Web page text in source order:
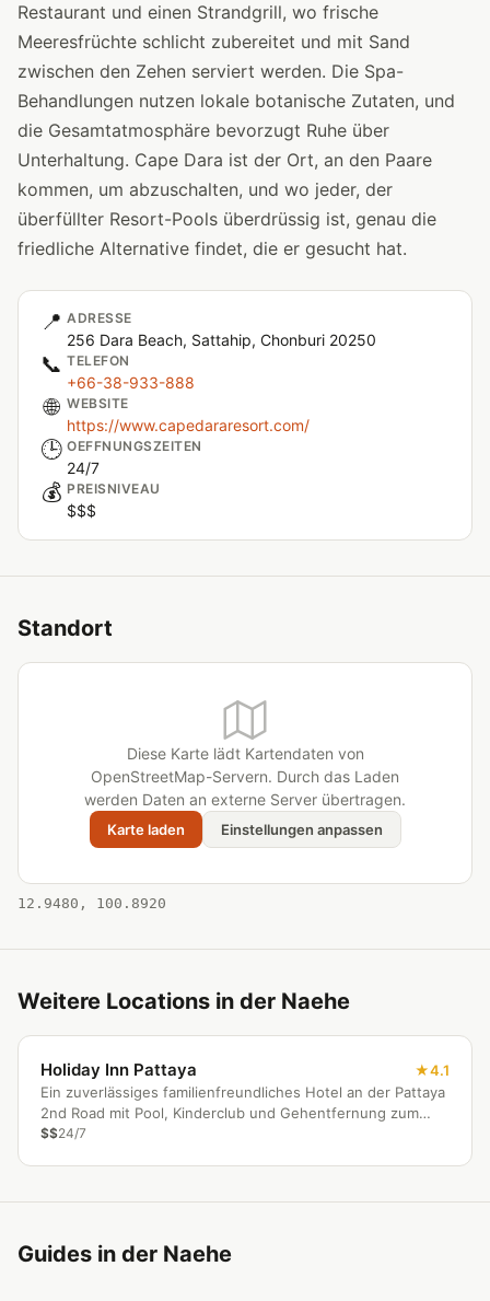
Restaurant und einen Strandgrill, wo frische
Meeresfrüchte schlicht zubereitet und mit Sand
zwischen den Zehen serviert werden. Die Spa-
Behandlungen nutzen lokale botanische Zutaten, und
die Gesamtatmosphäre bevorzugt Ruhe über
Unterhaltung. Cape Dara ist der Ort, an den Paare
kommen, um abzuschalten, und wo jeder, der
überfüllter Resort-Pools überdrüssig ist, genau die
friedliche Alternative findet, die er gesucht hat.
📍 ADRESSE
256 Dara Beach, Sattahip, Chonburi 20250
📞 TELEFON
+66-38-933-888
🌐 WEBSITE
https://www.capedararesort.com/
🕒 OEFFNUNGSZEITEN
24/7
💰 PREISNIVEAU
$$$
Standort
Diese Karte lädt Kartendaten von
OpenStreetMap-Servern. Durch das Laden
werden Daten an externe Server übertragen.
Karte laden Einstellungen anpassen
12.9480, 100.8920
Weitere Locations in der Naehe
Holiday Inn Pattaya
4.1
Ein zuverlässiges familienfreundliches Hotel an der Pattaya
2nd Road mit Pool, Kinderclub und Gehentfernung zum
Strand und Central Festival.
$$24/7
Guides in der Naehe